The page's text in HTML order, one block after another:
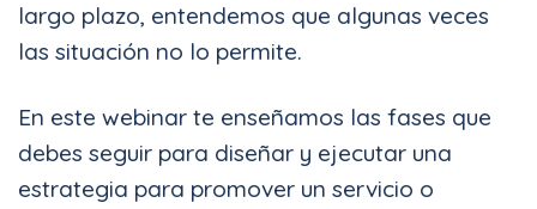
largo plazo, entendemos que algunas veces
las situación no lo permite.
En este webinar te enseñamos las fases que
debes seguir para diseñar y ejecutar una
estrategia para promover un servicio o